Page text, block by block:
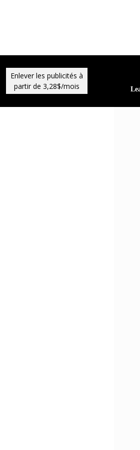
Enlever les publicités à
partir de 3,28$/mois